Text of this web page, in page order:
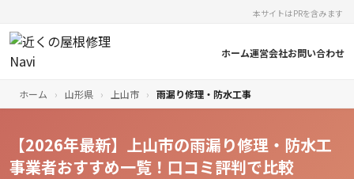
本サイトはPRを含みます
ホーム運営会社お問い合わせ
ホーム › 山形県 › 上山市 › 雨漏り修理・防水工事
【2026年最新】上山市の雨漏り修理・防水工
事業者おすすめ一覧！口コミ評判で比較